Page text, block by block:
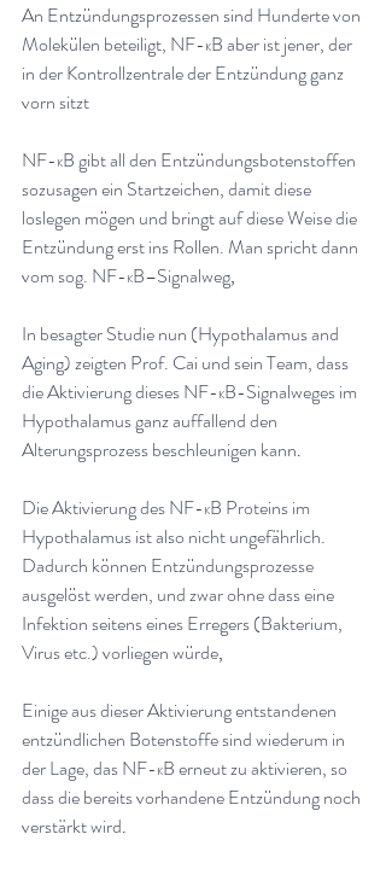
An Entzündungsprozessen sind Hunderte von
Molekülen beteiligt, NF-κB aber ist jener, der
in der Kontrollzentrale der Entzündung ganz
vorn sitzt
NF-κB gibt all den Entzündungsbotenstoffen
sozusagen ein Startzeichen, damit diese
loslegen mögen und bringt auf diese Weise die
Entzündung erst ins Rollen. Man spricht dann
vom sog. NF-κB–Signalweg,
In besagter Studie nun (Hypothalamus and
Aging) zeigten Prof. Cai und sein Team, dass
die Aktivierung dieses NF-κB-Signalweges im
Hypothalamus ganz auffallend den
Alterungsprozess beschleunigen kann.
Die Aktivierung des NF-κB Proteins im
Hypothalamus ist also nicht ungefährlich.
Dadurch können Entzündungsprozesse
ausgelöst werden, und zwar ohne dass eine
Infektion seitens eines Erregers (Bakterium,
Virus etc.) vorliegen würde,
Einige aus dieser Aktivierung entstandenen
entzündlichen Botenstoffe sind wiederum in
der Lage, das NF-κB erneut zu aktivieren, so
dass die bereits vorhandene Entzündung noch
verstärkt wird.